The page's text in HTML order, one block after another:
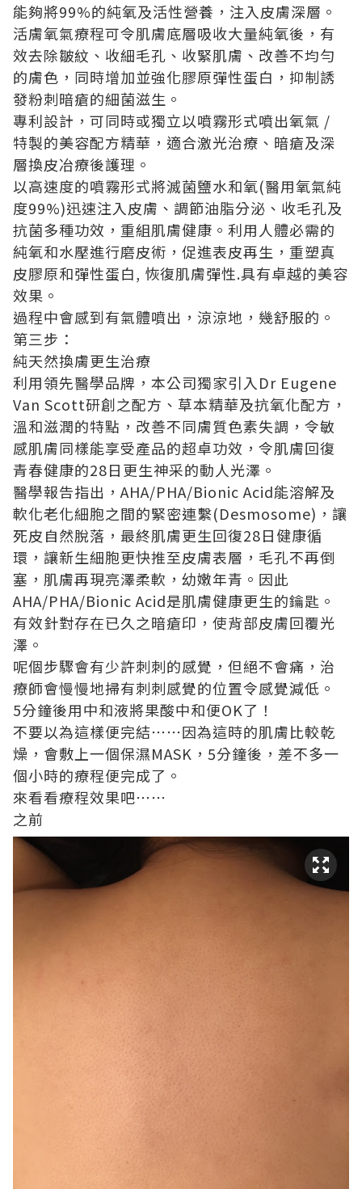
能夠將99%的純氧及活性營養，注入皮膚深層。
活膚氧氣療程可令肌膚底層吸收大量純氧後，有
效去除皺紋、收細毛孔、收緊肌膚、改善不均勻
的膚色，同時增加並強化膠原彈性蛋白，抑制誘
發粉刺暗瘡的細菌滋生。
專利設計，可同時或獨立以噴霧形式噴出氧氣 /
特製的美容配方精華，適合激光治療、暗瘡及深
層換皮冶療後護理。
以高速度的噴霧形式將滅菌鹽水和氧(醫用氧氣純
度99%)迅速注入皮膚、調節油脂分泌、收毛孔及
抗菌多種功效，重組肌膚健康。利用人體必需的
純氧和水壓進行磨皮術，促進表皮再生，重塑真
皮膠原和彈性蛋白, 恢復肌膚彈性.具有卓越的美容
效果。
過程中會感到有氣體噴出，涼涼地，幾舒服的。
第三步：
純天然換膚更生治療
利用領先醫學品牌，本公司獨家引入Dr Eugene
Van Scott研創之配方、草本精華及抗氧化配方，
溫和滋潤的特點，改善不同膚質色素失調，令敏
感肌膚同樣能享受產品的超卓功效，令肌膚回復
青春健康的28日更生神采的動人光澤。
醫學報告指出，AHA/PHA/Bionic Acid能溶解及
軟化老化細胞之間的緊密連繫(Desmosome)，讓
死皮自然脫落，最終肌膚更生回復28日健康循
環，讓新生細胞更快推至皮膚表層，毛孔不再倒
塞，肌膚再現亮澤柔軟，幼嫩年青。因此
AHA/PHA/Bionic Acid是肌膚健康更生的鑰匙。
有效針對存在已久之暗瘡印，使背部皮膚回覆光
澤。
呢個步驟會有少許刺刺的感覺，但絕不會痛，治
療師會慢慢地掃有刺刺感覺的位置令感覺減低。
5分鐘後用中和液將果酸中和便OK了！
不要以為這樣便完結⋯⋯因為這時的肌膚比較乾
燥，會敷上一個保濕MASK，5分鐘後，差不多一
個小時的療程便完成了。
來看看療程效果吧⋯⋯
之前